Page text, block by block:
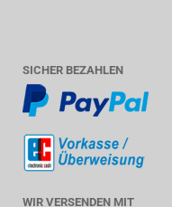
SICHER BEZAHLEN
WIR VERSENDEN MIT